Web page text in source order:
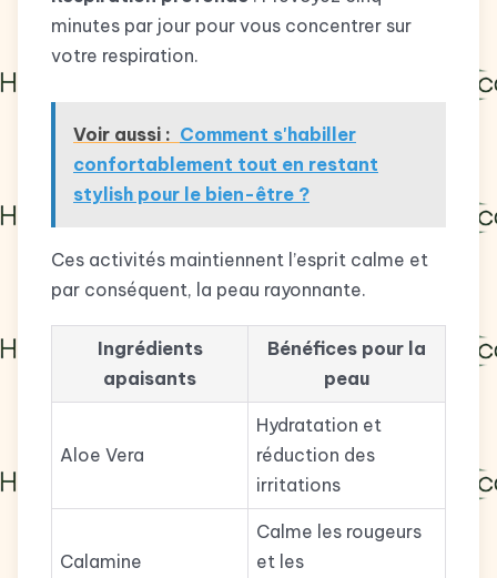
minutes par jour pour vous concentrer sur
votre respiration.
Voir aussi : Comment s'habiller
confortablement tout en restant
stylish pour le bien-être ?
Ces activités maintiennent l’esprit calme et
par conséquent, la peau rayonnante.
Ingrédients
apaisants
Bénéfices pour la
peau
Aloe Vera
Hydratation et
réduction des
irritations
Calamine
Calme les rougeurs
et les